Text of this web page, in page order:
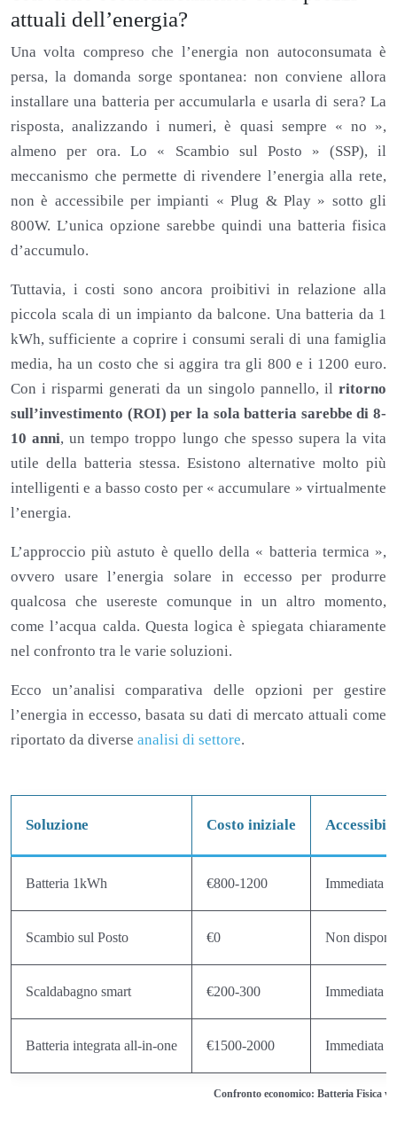
attuali dell’energia?
Una volta compreso che l’energia non autoconsumata è
persa, la domanda sorge spontanea: non conviene allora
installare una batteria per accumularla e usarla di sera? La
risposta, analizzando i numeri, è quasi sempre « no »,
almeno per ora. Lo « Scambio sul Posto » (SSP), il
meccanismo che permette di rivendere l’energia alla rete,
non è accessibile per impianti « Plug & Play » sotto gli
800W. L’unica opzione sarebbe quindi una batteria fisica
d’accumulo.
Tuttavia, i costi sono ancora proibitivi in relazione alla
piccola scala di un impianto da balcone. Una batteria da 1
kWh, sufficiente a coprire i consumi serali di una famiglia
media, ha un costo che si aggira tra gli 800 e i 1200 euro.
Con i risparmi generati da un singolo pannello, il ritorno
sull’investimento (ROI) per la sola batteria sarebbe di 8-
10 anni, un tempo troppo lungo che spesso supera la vita
utile della batteria stessa. Esistono alternative molto più
intelligenti e a basso costo per « accumulare » virtualmente
l’energia.
L’approccio più astuto è quello della « batteria termica »,
ovvero usare l’energia solare in eccesso per produrre
qualcosa che usereste comunque in un altro momento,
come l’acqua calda. Questa logica è spiegata chiaramente
nel confronto tra le varie soluzioni.
Ecco un’analisi comparativa delle opzioni per gestire
l’energia in eccesso, basata su dati di mercato attuali come
riportato da diverse analisi di settore.
Confronto economico: Batteria Fisica
Soluzione Costo iniziale
Batteria 1kWh €800-1200 Immediata
Scambio sul Posto €0 Non
Scaldabagno smart €200-300 Immediata
Batteria integrata all-in-one €1500-2000 Immediata